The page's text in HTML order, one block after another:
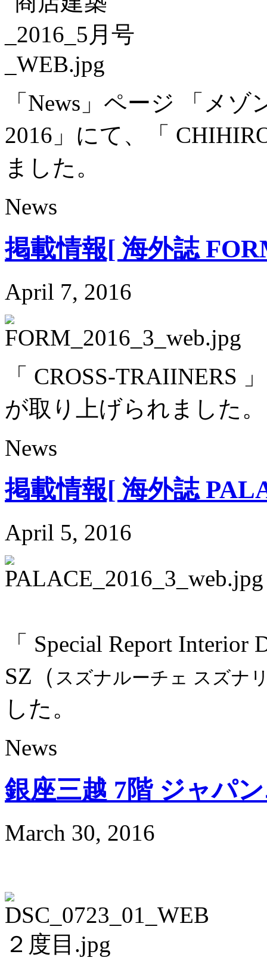
「News」ページ 「メ
2016」にて、「
ました。
News
掲載情報[ 海外誌
April 7, 2016
「 CROSS-TRAIINERS
が取り上げられました。
News
掲載情報[ 海外誌
April 5, 2016
「 Special Report Interior
SZ（ スズナルーチェ スズナ
した。
News
銀座三越 7階 ジャパ
March 30, 2016